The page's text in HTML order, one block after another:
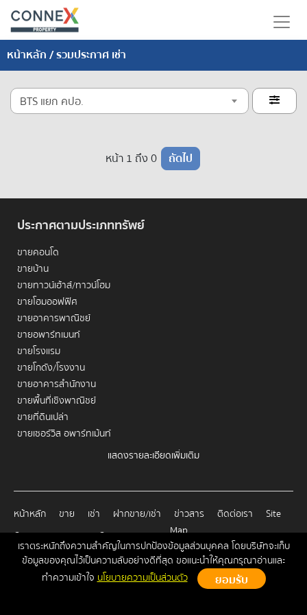
เราตระหนักถึงความสำคัญในการปกป้องข้อมูลส่วนบุคคล โดยบริษัทจะเก็บ
ข้อมูลของคุณไว้เป็นความลับอย่างดีที่สุด ขอแนะนำให้คุณกรุณาอ่านและ
ทำความเข้าใจนโยบายความเป็นส่วนตัว
หน้าหลัก/ รวมประกาศ เช่า
BTS แยก คปอ. 
หน้า 1 ถึง 0 ถัดไป
ประกาศตามประเภททรัพย์
ขายคอนโด
ขายบ้าน
ขายทาวน์เฮ้าส์/ทาวน์โฮม
ขายโฮมออฟฟิศ
ขายอาคารพาณิชย์
ขายอพาร์ทเมนท์
ขายโรงแรม
ขายโกดัง/โรงงาน
ขายอาคารสำนักงาน
ขายพื้นที่เชิงพาณิชย์
ขายที่ดินเปล่า
ขายเซอร์วิส อพาร์ทเม้นท์
เช่าโฮมออฟฟิศ
เช่าอาคารพาณิชย์
เช่าอพาร์ทเมนท์
เช่าโรงแรม
เช่าโกดัง/โรงงาน
แสดงรายละเอียดเพิ่มเติม
หน้าหลัก ขาย เช่า ฝากขาย/เช่า ข่าวสาร ติดต่อเรา
Site
Map
Copyrights © 2026, Connex Property